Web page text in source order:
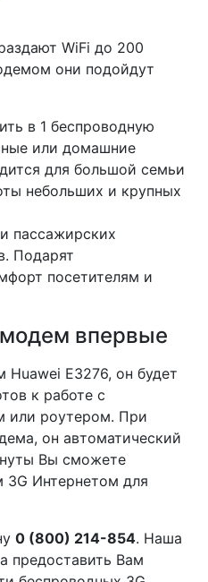
WiFi до 200
они подойдут
в 1 беспроводную
или домашние
для большой семьи
небольших и крупных
пассажирских
Подарят
посетителям и
впервые
Huawei E3276, он будет
к работе с
или роутером. При
он автоматический
Вы сможете
3G Интернетом для
0 (800) 214-854. Наша
предоставить Вам